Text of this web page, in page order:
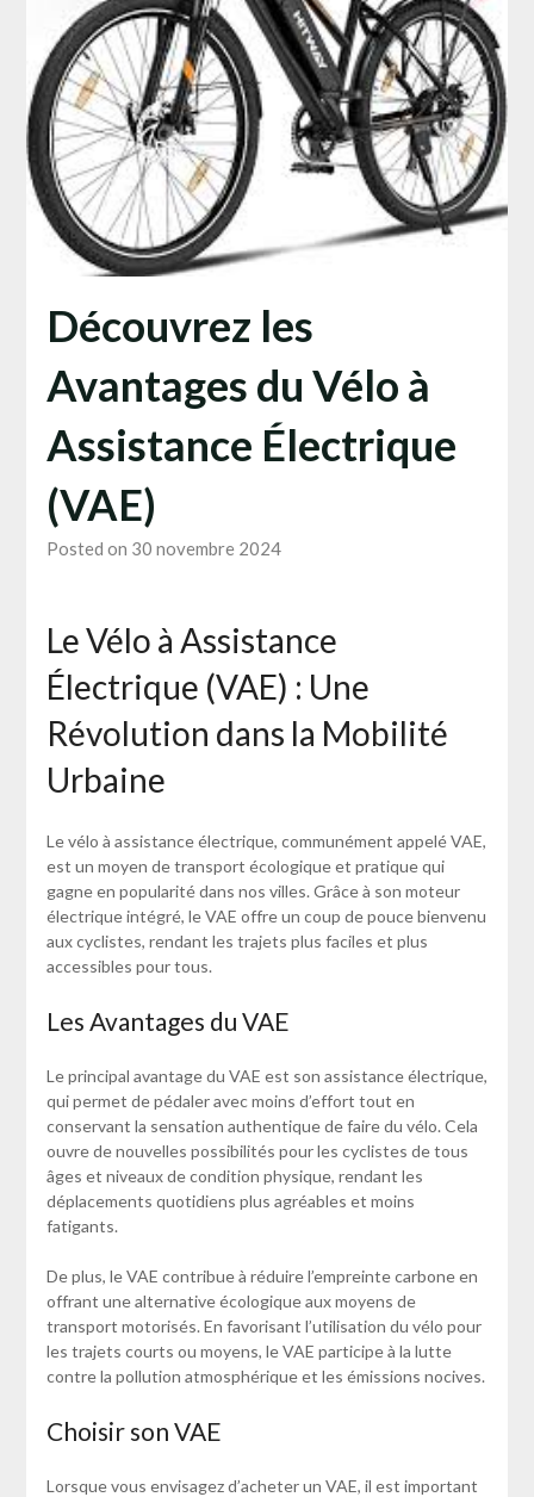
Découvrez les
Avantages du Vélo à
Assistance Électrique
(VAE)
Posted on 30 novembre 2024
Le Vélo à Assistance
Électrique (VAE) : Une
Révolution dans la Mobilité
Urbaine
Le vélo à assistance électrique, communément appelé VAE,
est un moyen de transport écologique et pratique qui
gagne en popularité dans nos villes. Grâce à son moteur
électrique intégré, le VAE offre un coup de pouce bienvenu
aux cyclistes, rendant les trajets plus faciles et plus
accessibles pour tous.
Les Avantages du VAE
Le principal avantage du VAE est son assistance électrique,
qui permet de pédaler avec moins d’effort tout en
conservant la sensation authentique de faire du vélo. Cela
ouvre de nouvelles possibilités pour les cyclistes de tous
âges et niveaux de condition physique, rendant les
déplacements quotidiens plus agréables et moins
fatigants.
De plus, le VAE contribue à réduire l’empreinte carbone en
offrant une alternative écologique aux moyens de
transport motorisés. En favorisant l’utilisation du vélo pour
les trajets courts ou moyens, le VAE participe à la lutte
contre la pollution atmosphérique et les émissions nocives.
Choisir son VAE
Lorsque vous envisagez d’acheter un VAE, il est important